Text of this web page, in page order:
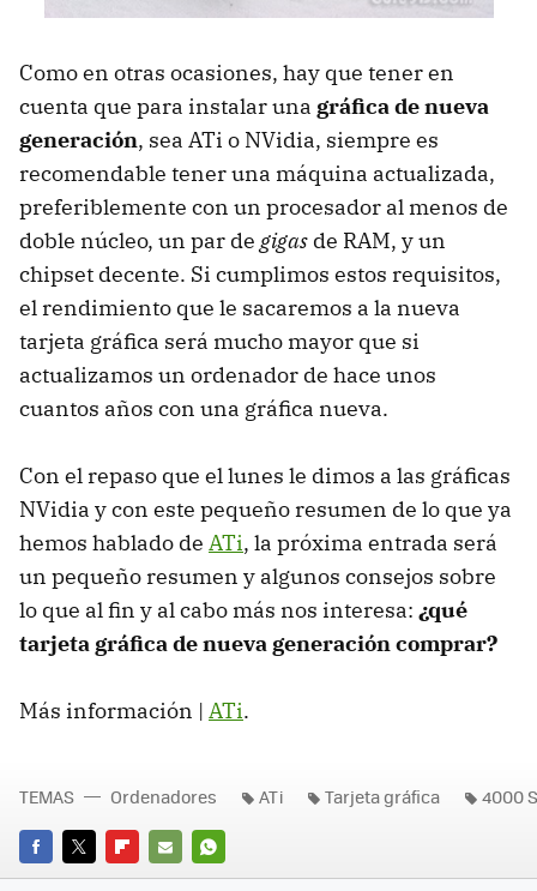
Como en otras ocasiones, hay que tener en
cuenta que para instalar una gráfica de nueva
generación, sea ATi o NVidia, siempre es
recomendable tener una máquina actualizada,
preferiblemente con un procesador al menos de
doble núcleo, un par de gigas de RAM, y un
chipset decente. Si cumplimos estos requisitos,
el rendimiento que le sacaremos a la nueva
tarjeta gráfica será mucho mayor que si
actualizamos un ordenador de hace unos
cuantos años con una gráfica nueva.
Con el repaso que el lunes le dimos a las gráficas
NVidia y con este pequeño resumen de lo que ya
hemos hablado de ATi, la próxima entrada será
un pequeño resumen y algunos consejos sobre
lo que al fin y al cabo más nos interesa: ¿qué
tarjeta gráfica de nueva generación comprar?
Más información | ATi.
FACEBOOK
TWITTERFLIPBOARD
E-
WHATSAPP
TEMAS Ordenadores ATi Tarjeta gráfica 4000